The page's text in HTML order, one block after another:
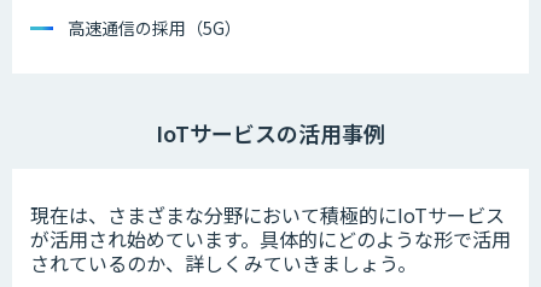
高速通信の採用（5G）
IoTサービスの活用事例
現在は、さまざまな分野において積極的にIoTサービス
が活用され始めています。具体的にどのような形で活用
されているのか、詳しくみていきましょう。